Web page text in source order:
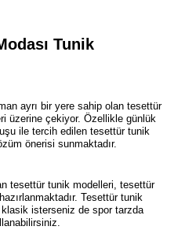
Tunik
ayrı bir yere sahip olan tesettür
üzerine çekiyor. Özellikle günlük
ile tercih edilen tesettür tunik
önerisi sunmaktadır.
tesettür tunik modelleri, tesettür
Tesettür tunik
isterseniz de spor tarzda